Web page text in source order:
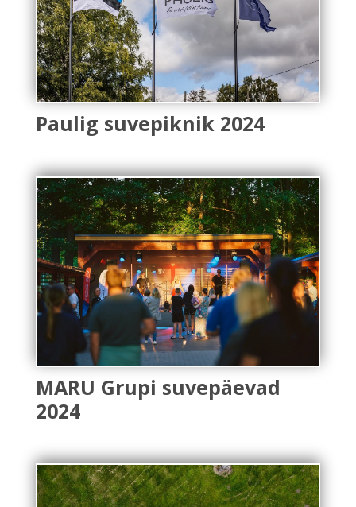
Paulig suvepiknik 2024
MARU Grupi suvepäevad
2024